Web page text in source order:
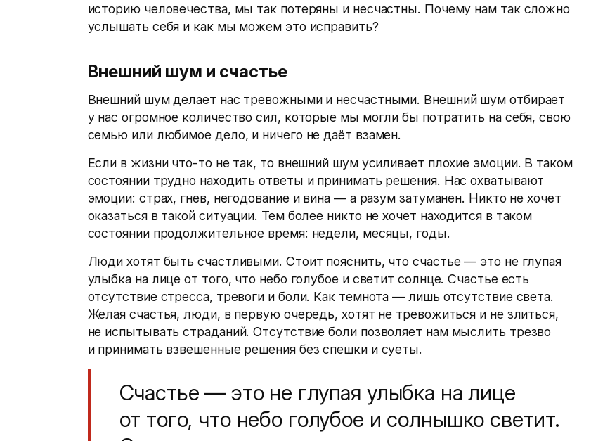
историю человечества, мы так потеряны и несчастны. Почему нам так сложно
услышать себя и как мы можем это исправить?
Внешний шум и счастье
Внешний шум делает нас тревожными и несчастными. Внешний шум отбирает
у нас огромное количество сил, которые мы могли бы потратить на себя, свою
семью или любимое дело, и ничего не даёт взамен.
Если в жизни что-то не так, то внешний шум усиливает плохие эмоции. В таком
состоянии трудно находить ответы и принимать решения. Нас охватывают
эмоции: страх, гнев, негодование и вина — а разум затуманен. Никто не хочет
оказаться в такой ситуации. Тем более никто не хочет находится в таком
состоянии продолжительное время: недели, месяцы, годы.
Люди хотят быть счастливыми. Стоит пояснить, что счастье — это не глупая
улыбка на лице от того, что небо голубое и светит солнце. Счастье есть
отсутствие стресса, тревоги и боли. Как темнота — лишь отсутствие света.
Желая счастья, люди, в первую очередь, хотят не тревожиться и не злиться,
не испытывать страданий. Отсутствие боли позволяет нам мыслить трезво
и принимать взвешенные решения без спешки и суеты.
Счастье — это не глупая улыбка на лице
от того, что небо голубое и солнышко светит.